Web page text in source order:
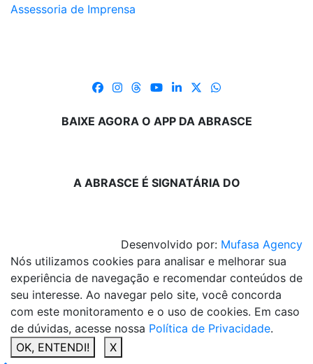
Assessoria de Imprensa
BAIXE AGORA O APP DA ABRASCE
A ABRASCE É SIGNATÁRIA DO
Desenvolvido por: Mufasa Agency
Nós utilizamos cookies para analisar e melhorar sua
experiência de navegação e recomendar conteúdos de
seu interesse. Ao navegar pelo site, você concorda
com este monitoramento e o uso de cookies. Em caso
de dúvidas, acesse nossa Política de Privacidade.
OK, ENTENDI!
X